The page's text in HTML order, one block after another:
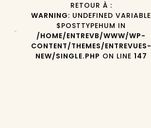
RETOUR À :
WARNING: UNDEFINED VARIABLE
$POSTTYPEHUM IN
/HOME/ENTREVB/WWW/WP-
CONTENT/THEMES/ENTREVUES-
NEW/SINGLE.PHP ON LINE 147